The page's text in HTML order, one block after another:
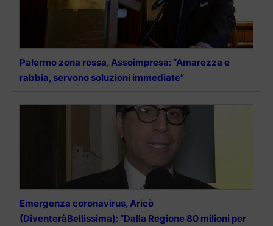
Palermo zona rossa, Assoimpresa: “Amarezza e
rabbia, servono soluzioni immediate”
Emergenza coronavirus, Aricò
(DiventeràBellissima): “Dalla Regione 80 milioni per